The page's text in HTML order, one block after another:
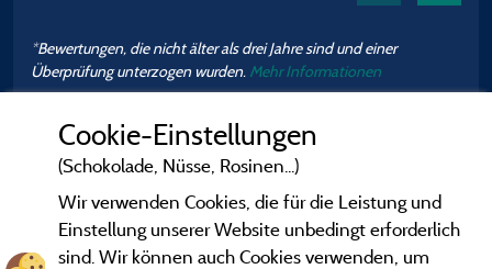
*Bewertungen, die nicht älter als drei Jahre sind und einer
Überprüfung unterzogen wurden. Mehr Informationen
Cookie-Einstellungen
(Schokolade, Nüsse, Rosinen...)
Wir verwenden Cookies, die für die Leistung und
Einstellung unserer Website unbedingt erforderlich
sind. Wir können auch Cookies verwenden, um